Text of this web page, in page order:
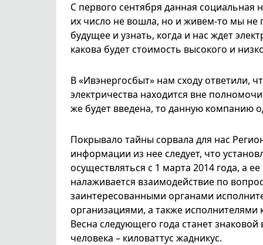
С первого сентября данная социальная
их число не вошла, но и живем-то мы не
будущее и узнать, когда и нас ждет
какова будет стоимость высокого и
В «Ивэнергосбыт» нам сходу ответили,
электричества находится вне
же будет введена, то данную компанию
Покрывало тайны сорвала для нас
информации из нее следует, что
осуществляться с 1 марта 2014 года, а
налаживается взаимодействие по
заинтересованными органами
организациями, а также исполнителями
Весна следующего года станет
человека – киловаттус жадникус.